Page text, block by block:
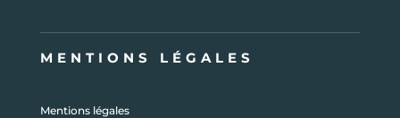
MENTIONS LÉGALES
Mentions légales